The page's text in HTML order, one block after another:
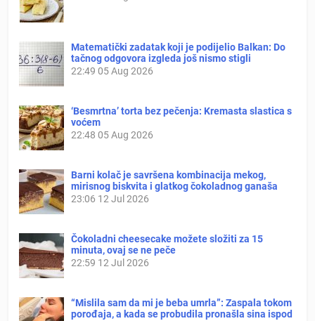
Matematički zadatak koji je podijelio Balkan: Do
tačnog odgovora izgleda još nismo stigli
22:49 05 Aug 2026
‘Besmrtna’ torta bez pečenja: Kremasta slastica s
voćem
22:48 05 Aug 2026
Barni kolač je savršena kombinacija mekog,
mirisnog biskvita i glatkog čokoladnog ganaša
23:06 12 Jul 2026
Čokoladni cheesecake možete složiti za 15
minuta, ovaj se ne peče
22:59 12 Jul 2026
“Mislila sam da mi je beba umrla”: Zaspala tokom
porođaja, a kada se probudila pronašla sina ispod